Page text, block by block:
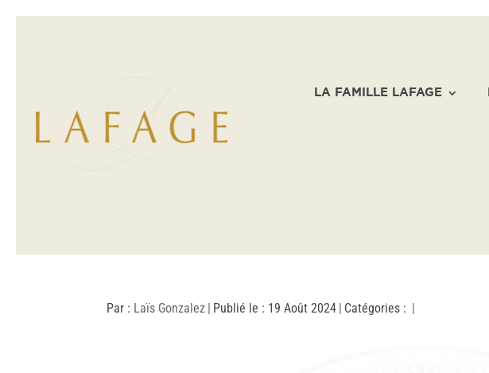
LA FAMILLE LAFAGE
Par : Laïs Gonzalez | Publié le : 19 Août 2024 | Catégories : |